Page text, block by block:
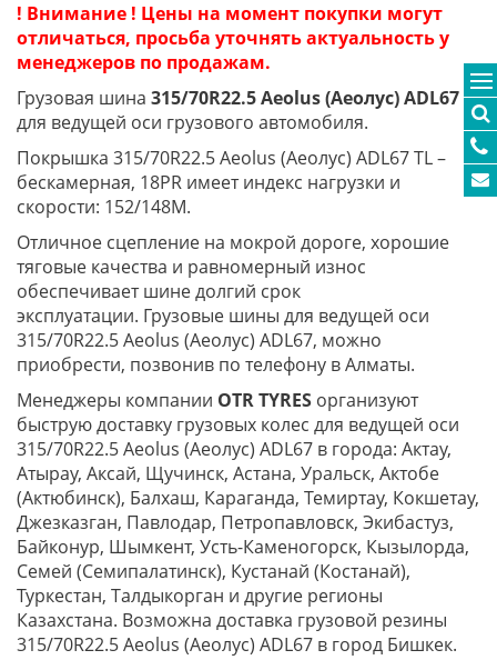
! Внимание ! Цены на момент покупки могут
отличаться, просьба уточнять актуальность у
менеджеров по продажам.
Грузовая шина 315/70R22.5 Aeolus (Аеолус) ADL67
для ведущей оси грузового автомобиля.
Покрышка 315/70R22.5 Aeolus (Аеолус) ADL67 TL –
бескамерная, 18PR имеет индекс нагрузки и
скорости: 152/148M.
Отличное сцепление на мокрой дороге, хорошие
тяговые качества и равномерный износ
обеспечивает шине долгий срок
эксплуатации. Грузовые шины для ведущей оси
315/70R22.5 Aeolus (Аеолус) ADL67, можно
приобрести, позвонив по телефону в Алматы.
Менеджеры компании OTR TYRES организуют
быструю доставку грузовых колес для ведущей оси
315/70R22.5 Aeolus (Аеолус) ADL67 в города: Актау,
Атырау, Аксай, Щучинск, Астана, Уральск, Актобе
(Актюбинск), Балхаш, Караганда, Темиртау, Кокшетау,
Джезказган, Павлодар, Петропавловск, Экибастуз,
Байконур, Шымкент, Усть-Каменогорск, Кызылорда,
Семей (Семипалатинск), Кустанай (Костанай),
Туркестан, Талдыкорган и другие регионы
Казахстана. Возможна доставка грузовой резины
315/70R22.5 Aeolus (Аеолус) ADL67 в город Бишкек.